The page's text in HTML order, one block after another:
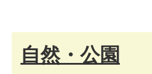
自然・公園